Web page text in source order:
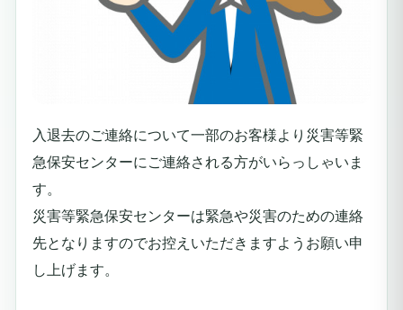
入退去のご連絡について一部のお客様より災害等緊
急保安センターにご連絡される方がいらっしゃいま
す。
災害等緊急保安センターは緊急や災害のための連絡
先となりますのでお控えいただきますようお願い申
し上げます。